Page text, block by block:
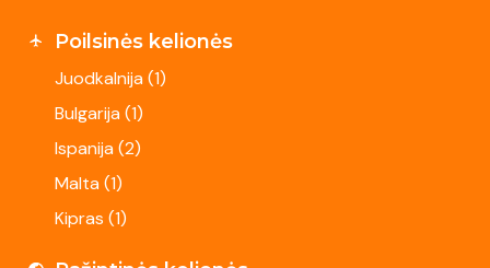
Poilsinės kelionės
Juodkalnija (1)
Bulgarija (1)
Ispanija (2)
Malta (1)
Kipras (1)